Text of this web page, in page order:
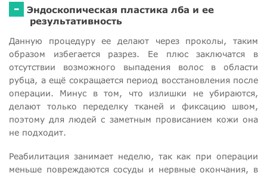
-
Эндоскопическая пластика лба и ее
результативность
Данную процедуру ее делают через проколы, таким
образом избегается разрез. Ее плюс заключатся в
отсутствии возможного выпадения волос в области
рубца, а ещё сокращается период восстановления после
операции. Минус в том, что излишки не убираются,
делают только переделку тканей и фиксацию швом,
поэтому для людей с заметным провисанием кожи она
не подходит.
Реабилитация занимает неделю, так как при операции
меньше повреждаются сосуды и нервные окончания, в